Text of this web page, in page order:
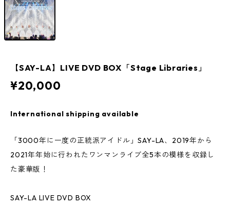
【SAY-LA】LIVE DVD BOX「Stage Libraries」
¥20,000
International shipping available
「3000年に一度の正統派アイドル」SAY-LA、2019年から
2021年年始に行われたワンマンライブ全5本の模様を収録し
た豪華版！
SAY-LA LIVE DVD BOX